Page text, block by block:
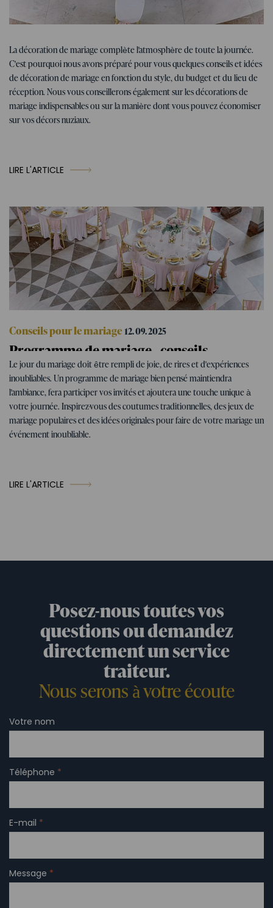
Conseils pour le mariage 07. 01. 2026
Conseils, idées et inspirations pour la
décoration de mariage
La décoration de mariage complète l'atmosphère de toute la journée.
C'est pourquoi nous avons préparé pour vous quelques conseils et idées
de décoration de mariage en fonction du style, du budget et du lieu de
réception. Nous vous conseillerons également sur les décorations de
mariage indispensables ou sur la manière dont vous pouvez économiser
sur vos décors nuziaux.
LIRE L'ARTICLE
Conseils pour le mariage 12. 09. 2025
Programme de mariage - conseils
pour des activités de mariage
amusantes
Le jour du mariage doit être rempli de joie, de rires et d'expériences
inoubliables. Un programme de mariage bien pensé maintiendra
l'ambiance, fera participer vos invités et ajoutera une touche unique à
votre journée. Inspirez-vous des coutumes traditionnelles, des jeux de
mariage populaires et des idées originales pour faire de votre mariage un
événement inoubliable.
LIRE L'ARTICLE
Posez-nous toutes vos
questions ou demandez
directement un service
traiteur.
Nous serons à votre écoute
Votre nom
Téléphone *
E-mail *
Message *